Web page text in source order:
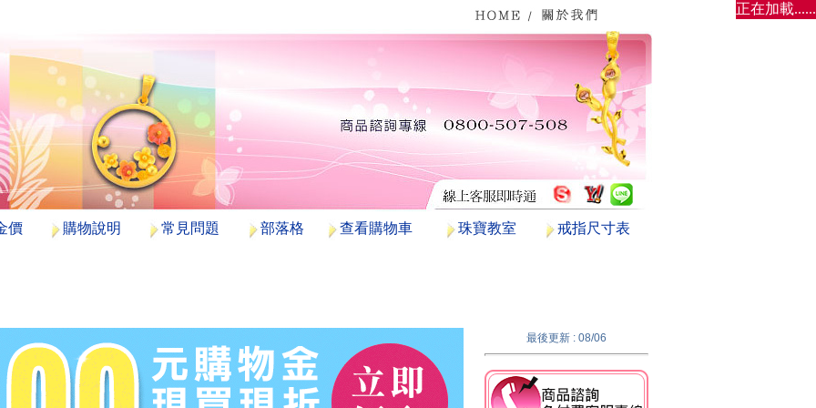
正在加載......
價 購物說明 常見問題 部落格 查看購物車 珠寶教室 戒指尺寸表
最後更新 : 08/06